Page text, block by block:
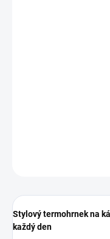
Stylový termohrnek na
každý den